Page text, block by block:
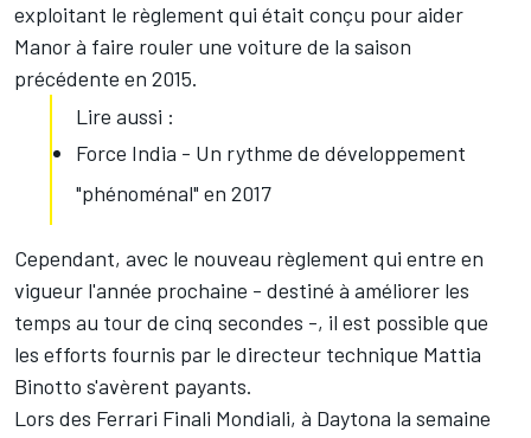
exploitant le règlement qui était conçu pour aider
Manor à faire rouler une voiture de la saison
précédente en 2015.
Lire aussi :
Force India - Un rythme de développement
"phénoménal" en 2017
Cependant, avec le nouveau règlement qui entre en
vigueur l'année prochaine - destiné à améliorer les
temps au tour de cinq secondes -, il est possible que
les efforts fournis par le directeur technique Mattia
Binotto s'avèrent payants.
Lors des Ferrari Finali Mondiali, à Daytona la semaine